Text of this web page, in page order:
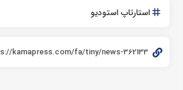
استارتاپ استودیو